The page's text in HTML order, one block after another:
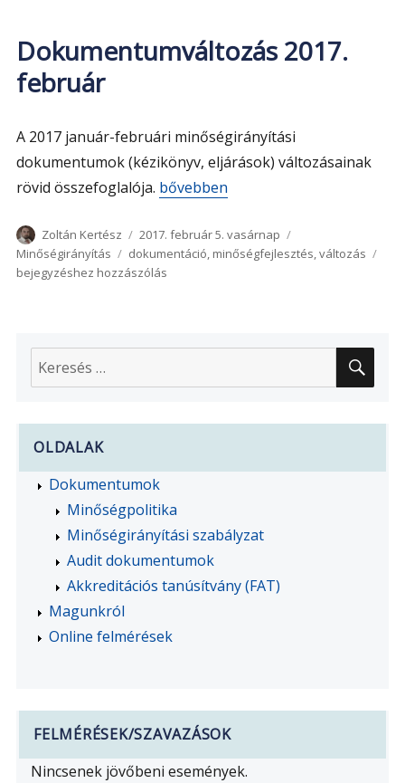
Dokumentumváltozás 2017.
február
A 2017 január-februári minőségirányítási
dokumentumok (kézikönyv, eljárások) változásainak
rövid összefoglalója. „Dokumentumváltozás 2017.
bővebben
Szerző
Zoltán Kertész Közzétéve
2017. február 5. vasárnap
Minőségirányítás
Címke
dokumentáció minőségfejlesztés változás
bejegyzéshez hozzászólás
Keresés
a
OLDALAK
Dokumentumok
Minőségpolitika
Minőségirányítási szabályzat
Audit dokumentumok
Akkreditációs tanúsítvány (FAT)
Magunkról
Online felmérések
FELMÉRÉSEK/SZAVAZÁSOK
Nincsenek jövőbeni események.